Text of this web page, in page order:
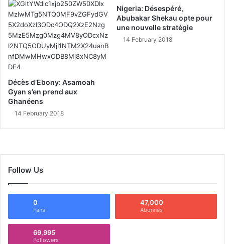
Décès d’Ebony: Asamoah
Gyan s’en prend aux
Ghanéens
14 February 2018
Nigeria: Désespéré,
Abubakar Shekau opte pour
une nouvelle stratégie
14 February 2018
Follow Us
0
Fans
47,000
Abonnés
69,995
Followers